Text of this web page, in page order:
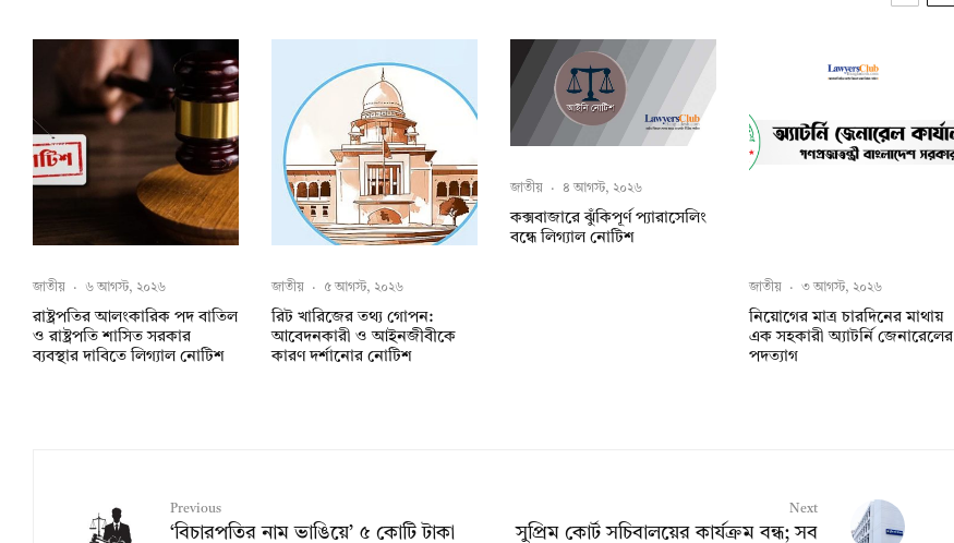
জাতীয় · ৬ আগস্ট, ২০২৬
রাষ্ট্রপতির আলংকারিক পদ বাতিল
ও রাষ্ট্রপতি শাসিত সরকার
ব্যবস্থার দাবিতে লিগ্যাল নোটিশ
জাতীয় · ৫ আগস্ট, ২০২৬
রিট খারিজের তথ্য গোপন:
আবেদনকারী ও আইনজীবীকে
কারণ দর্শানোর নোটিশ
জাতীয় · ৪ আগস্ট, ২০২৬
কক্সবাজারে ঝুঁকিপূর্ণ প্যারাসেলিং
বন্ধে লিগ্যাল নোটিশ
জাতীয় · ৩ আগস্ট, ২০২৬
নিয়োগের মাত্র চারদিনের মাথায়
এক সহকারী অ্যাটর্নি জেনারেলের
পদত্যাগ
Previous
‘বিচারপতির নাম ভাঙিয়ে’ ৫ কোটি টাকা
Next
সুপ্রিম কোর্ট সচিবালয়ের কার্যক্রম বন্ধ; সব